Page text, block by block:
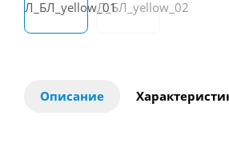
Описание